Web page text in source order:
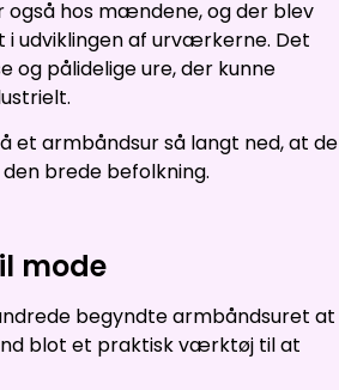
hos mændene, og der blev
udviklingen af urværkerne. Det
pålidelige ure, der kunne
et armbåndsur så langt ned, at de
brede befolkning.
mode
begyndte armbåndsuret at
blot et praktisk værktøj til at